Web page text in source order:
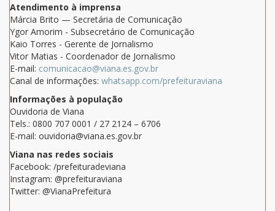
Atendimento à imprensa
Márcia Brito — Secretária de Comunicação
Ygor Amorim - Subsecretário de Comunicação
Kaio Torres - Gerente de Jornalismo
Vitor Matias - Coordenador de Jornalismo
E-mail: comunicacao@viana.es.gov.br
Canal de informações: whatsapp.com/prefeituraviana
Informações à população
Ouvidoria de Viana
Tels.: 0800 707 0001 / 27 2124 – 6706
E-mail: ouvidoria@viana.es.gov.br
Viana nas redes sociais
Facebook: /prefeituradeviana
Instagram: @prefeituraviana
Twitter: @VianaPrefeitura